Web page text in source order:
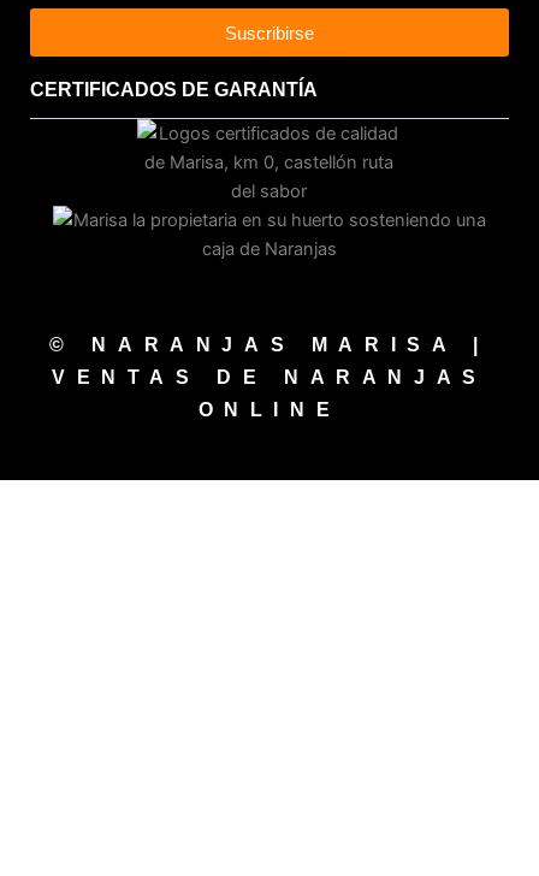
Suscribirse
CERTIFICADOS DE GARANTÍA
© NARANJAS MARISA |
VENTAS DE NARANJAS
ONLINE